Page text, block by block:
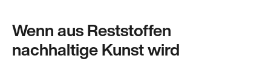
Wenn aus Reststoffen
nachhaltige Kunst wird